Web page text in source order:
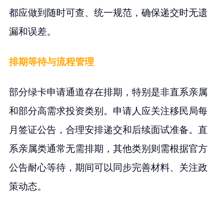
都应做到随时可查、统一规范，确保递交时无遗
漏和误差。
排期等待与流程管理
部分绿卡申请通道存在排期，特别是非直系亲属
和部分高需求投资类别。申请人应关注移民局每
月签证公告，合理安排递交和后续面试准备。直
系亲属类通常无需排期，其他类别则需根据官方
公告耐心等待，期间可以同步完善材料、关注政
策动态。